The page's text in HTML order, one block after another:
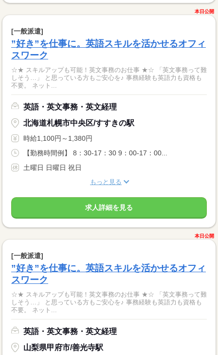
本日公開
[一般派遣]
”好き”を仕事に。英語スキルを活かせるオフィ
スワーク
☆★ スキルアップも可能！英文事務のお仕事 ★☆ 「英文事務って難
しそう…」 と思っている方もご安心を♪ 事務経験も英語力も資格も
不要。 ネット...
英語・英文事務・英文経理
北海道札幌市中央区/すすきの駅
時給1,100円～1,380円
【勤務時間例】 8：30-17：30 9：00-17：00...
土曜日 日曜日 祝日
もっと見る
求人詳細を見る
本日公開
[一般派遣]
”好き”を仕事に。英語スキルを活かせるオフィ
スワーク
☆★ スキルアップも可能！英文事務のお仕事 ★☆ 「英文事務って難
しそう…」 と思っている方もご安心を♪ 事務経験も英語力も資格も
不要。 ネット...
英語・英文事務・英文経理
山梨県甲府市/善光寺駅